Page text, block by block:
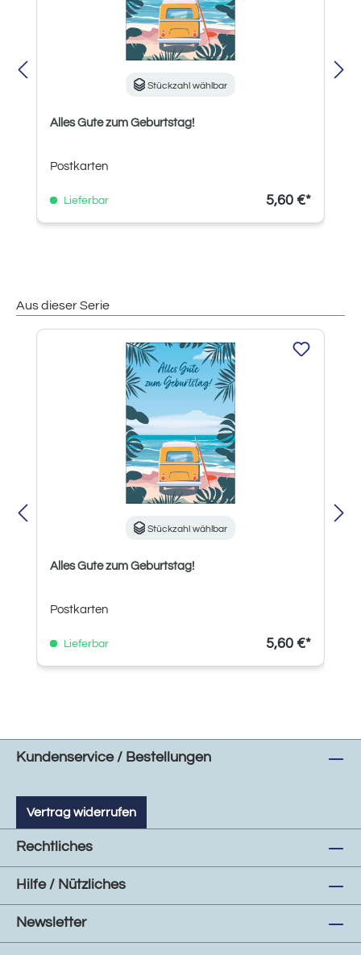
Stückzahl wählbar
Alles Gute zum Geburtstag!
Postkarten
Lieferbar 5,60 €*
Aus dieser Serie
Produktgalerie überspringen
Stückzahl wählbar
Alles Gute zum Geburtstag!
Postkarten
Lieferbar 5,60 €*
Kundenservice / Bestellungen
Vertrag widerrufen
Rechtliches
Hilfe / Nützliches
Newsletter